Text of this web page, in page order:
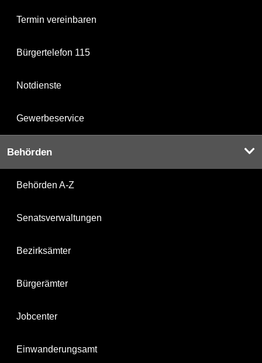
Termin vereinbaren
Bürgertelefon 115
Notdienste
Gewerbeservice
Behörden
Behörden A-Z
Senatsverwaltungen
Bezirksämter
Bürgerämter
Jobcenter
Einwanderungsamt